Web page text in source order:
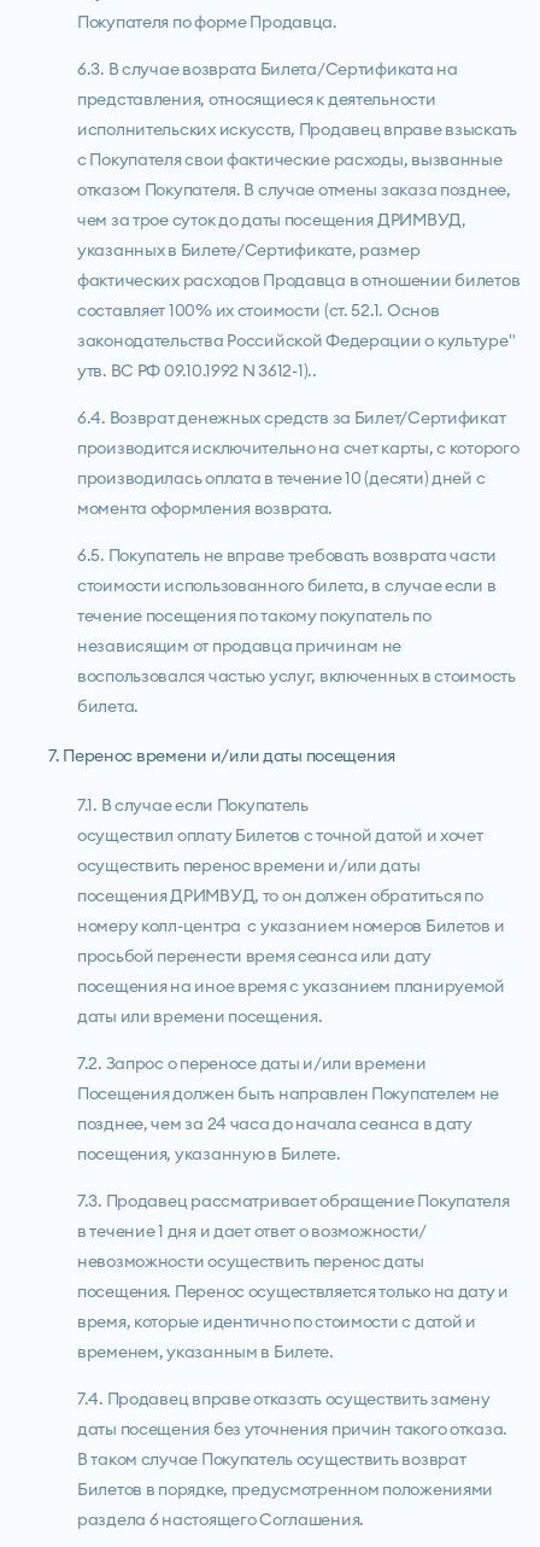
Покупателя по форме Продавца.
6.3. В случае возврата Билета/Сертификата на
представления, относящиеся к деятельности
исполнительских искусств, Продавец вправе взыскать
с Покупателя свои фактические расходы, вызванные
отказом Покупателя. В случае отмены заказа позднее,
чем за трое суток до даты посещения ДРИМВУД,
указанных в Билете/Сертификате, размер
фактических расходов Продавца в отношении билетов
составляет 100% их стоимости (ст. 52.1. Основ
законодательства Российской Федерации о культуре"
утв. ВС РФ 09.10.1992 N 3612-1)..
6.4. Возврат денежных средств за Билет/Сертификат
производится исключительно на счет карты, с которого
производилась оплата в течение 10 (десяти) дней с
момента оформления возврата.
6.5. Покупатель не вправе требовать возврата части
стоимости использованного билета, в случае если в
течение посещения по такому покупатель по
независящим от продавца причинам не
воспользовался частью услуг, включенных в стоимость
билета.
7. Перенос времени и/или даты посещения
7.1. В случае если Покупатель
осуществил оплату Билетов с точной датой и хочет
осуществить перенос времени и/или даты
посещения ДРИМВУД, то он должен обратиться по
номеру колл-центра с указанием номеров Билетов и
просьбой перенести время сеанса или дату
посещения на иное время с указанием планируемой
даты или времени посещения.
7.2. Запрос о переносе даты и/или времени
Посещения должен быть направлен Покупателем не
позднее, чем за 24 часа до начала сеанса в дату
посещения, указанную в Билете.
7.3. Продавец рассматривает обращение Покупателя
в течение 1 дня и дает ответ о возможности/
невозможности осуществить перенос даты
посещения. Перенос осуществляется только на дату и
время, которые идентично по стоимости с датой и
временем, указанным в Билете.
7.4. Продавец вправе отказать осуществить замену
даты посещения без уточнения причин такого отказа.
В таком случае Покупатель осуществить возврат
Билетов в порядке, предусмотренном положениями
раздела 6 настоящего Соглашения.
Ошибка заполнения
Ошибка заполнения
Согласие на
и ознакомление с
конфиденциальности
Согласие на
информационных